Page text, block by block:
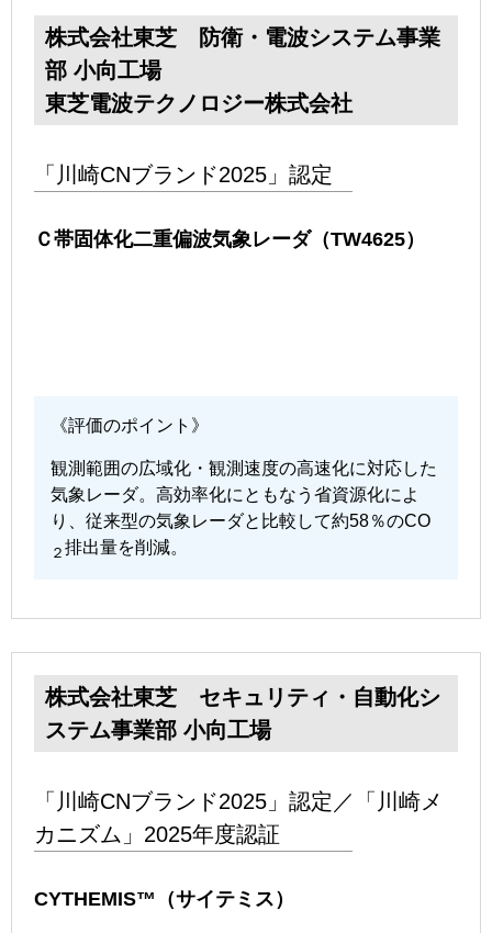
株式会社東芝 防衛・電波システム事業
部 小向工場
東芝電波テクノロジー株式会社
「川崎CNブランド2025」認定
Ｃ帯固体化二重偏波気象レーダ（TW4625）
《評価のポイント》
観測範囲の広域化・観測速度の高速化に対応した
気象レーダ。高効率化にともなう省資源化によ
り、従来型の気象レーダと比較して約58％のCO
２ 排出量を削減。
株式会社東芝 セキュリティ・自動化シ
ステム事業部 小向工場
「川崎CNブランド2025」認定／「川崎メ
カニズム」2025年度認証
CYTHEMIS™（サイテミス）